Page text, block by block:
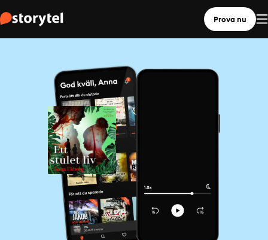
Prova nu